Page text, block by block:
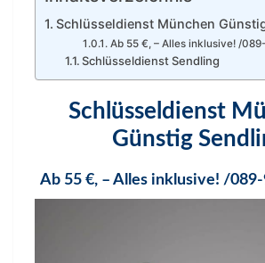
Schlüsseldienst München
Ab 55 €, – Alles inklusive! /
Schlüsseldienst Sendling
Schlüsseldienst
Günstig
Ab 55 €, – Alles inklusive! /